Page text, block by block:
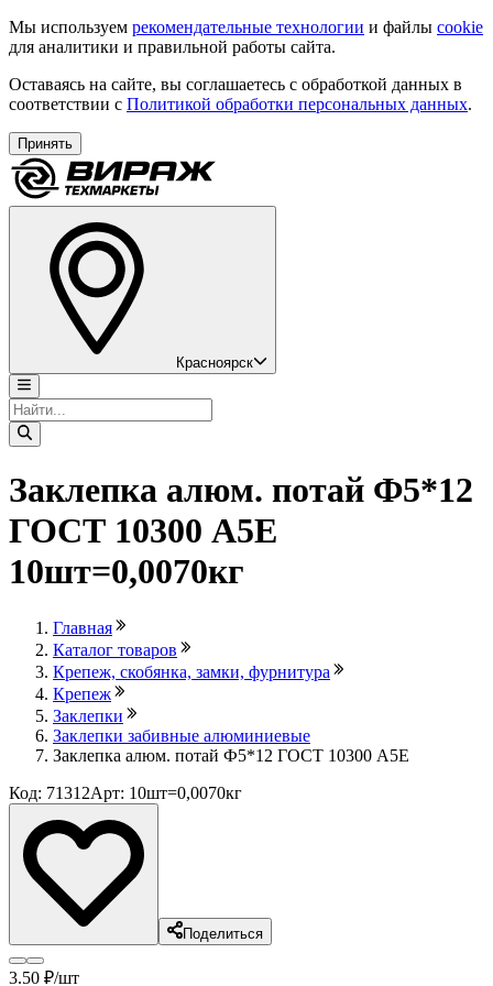
Мы используем рекомендательные технологии и файлы cookie
для аналитики и правильной работы сайта.
Оставаясь на сайте, вы соглашаетесь с обработкой данных в
соответствии с Политикой обработки персональных данных.
Принять
Красноярск
Заклепка алюм. потай Ф5*12
ГОСТ 10300 А5Е
10шт=0,0070кг
Главная
Каталог товаров
Крепеж, скобянка, замки, фурнитура
Крепеж
Заклепки
Заклепки забивные алюминиевые
Заклепка алюм. потай Ф5*12 ГОСТ 10300 А5Е
Код: 71312Арт: 10шт=0,0070кг
Поделиться
3.50 ₽/шт